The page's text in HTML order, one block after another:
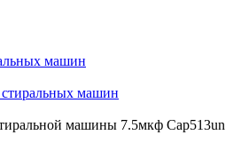
машин
машин
машины 7.5мкф Cap513un